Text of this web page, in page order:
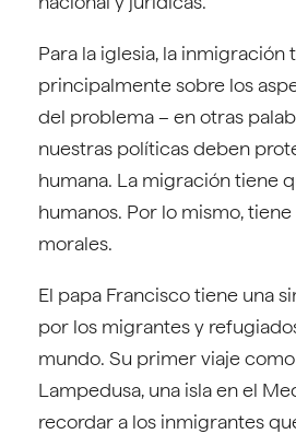
Para la iglesia, la inmigración
principalmente sobre los
del problema – en otras
nuestras políticas deben
humana. La migración tiene
humanos. Por lo mismo,
morales.
El papa Francisco tiene una
por los migrantes y
mundo. Su primer viaje
Lampedusa, una isla en el
recordar a los inmigrantes